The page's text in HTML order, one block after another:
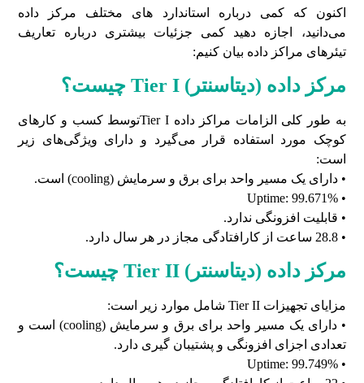
اکنون که کمی درباره استاندارد های مختلف مرکز داده
می‌دانید، اجازه دهید کمی جزئیات بیشتری درباره تعاریف
تیئرهای مراکز داده بیان کنیم:
مرکز داده (دیتاسنتر) Tier I چیست؟
به طور کلی الزامات مراکز داده Tier Iتوسط کسب و کارهای
کوچک مورد استفاده قرار می‌گیرد و دارای ویژگی‌های زیر
است:
• دارای یک مسیر واحد برای برق و سرمایش (cooling) است.
• Uptime: 99.671%
• قابلیت افزونگی ندارد.
• 28.8 ساعت از کارافتادگی مجاز در هر سال دارد.
مرکز داده (دیتاسنتر) Tier II چیست؟
مزایای تجهیزات Tier II شامل موارد زیر است:
• دارای یک مسیر واحد برای برق و سرمایش (cooling) است و
تعدادی اجزای افزونگی و پشتیبان گیری دارد.
• Uptime: 99.749%